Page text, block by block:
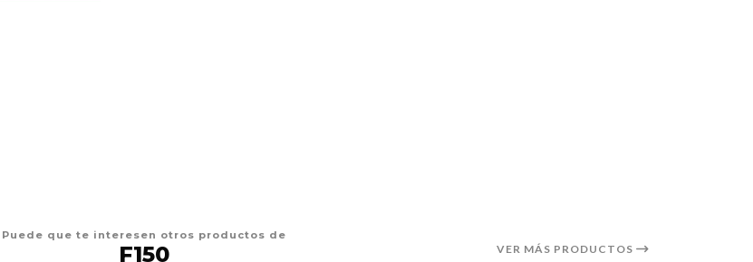
Puede que te interesen otros productos de
F150 VER MÁS PRODUCTOS